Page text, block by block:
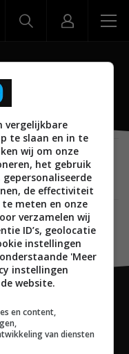
toetsenbord voor
vergelijkbare
te slaan en in te
wij om onze
het gebruik
de effectiviteit
meten en onze
verzamelen wij
ID’s, geolocatie
instellingen
'Meer
instellingen
website.
en content,
van diensten